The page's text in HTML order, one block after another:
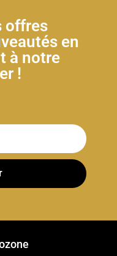
offres
en
à notre
!